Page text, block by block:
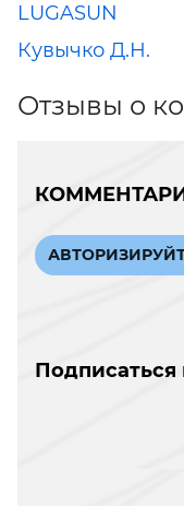
LUGASUN
Кувычко Д.Н.
Отзывы о
Подписаться